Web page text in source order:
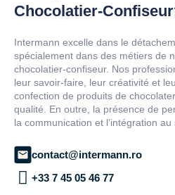
Chocolatier-
Intermann excelle dans le
spécialement dans des métiers de
chocolatier-confiseur. Nos
leur savoir-faire, leur créativité et
confection de produits de
qualité. En outre, la présence de
la communication et l’intégration
contact@intermann.ro
+33 7 45 05 46 77